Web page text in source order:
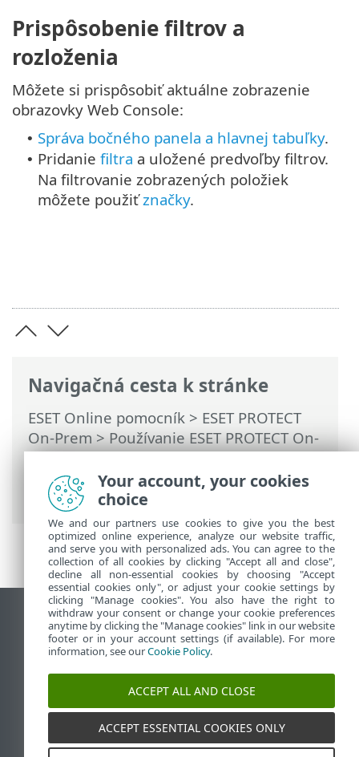
Navigačná cesta k stránke
ESET Online pomocník > ESET PROTECT
On-Prem>Používanie ESET PROTECT On-
Prem>Hlavné menu ESET PROTECT On-
Prem> Viac >Certifikáty > Partnerské
certifikáty
Prispôsobenie filtrov a
rozloženia
Môžete si prispôsobiť aktuálne zobrazenie
obrazovky Web Console:
• Správa bočného panela a hlavnej tabuľky.
• Pridanie filtra a uložené predvoľby filtrov.
Na filtrovanie zobrazených položiek
môžete použiťznačky.
Zobraziť stránku ako na počítači
End of Life
Databáza znalostí ESET
ESET Fórum
ESET Status Portal
Technická podpora
Your account, your cookies
choice
We and our partners use cookies to give you the best
optimized online experience, analyze our website traffic,
and serve you with personalized ads. You can agree to the
collection of all cookies by clicking "Accept all and close",
decline all non-essential cookies by choosing "Accept
essential cookies only", or adjust your cookie settings by
clicking "Manage cookies". You also have the right to
withdraw your consent or change your cookie preferences
anytime by clicking the "Manage cookies" link in our website
footer or in your account settings (if available). For more
information, see ourCookie Policy.
ACCEPT ALL AND CLOSE
ACCEPT ESSENTIAL COOKIES ONLY